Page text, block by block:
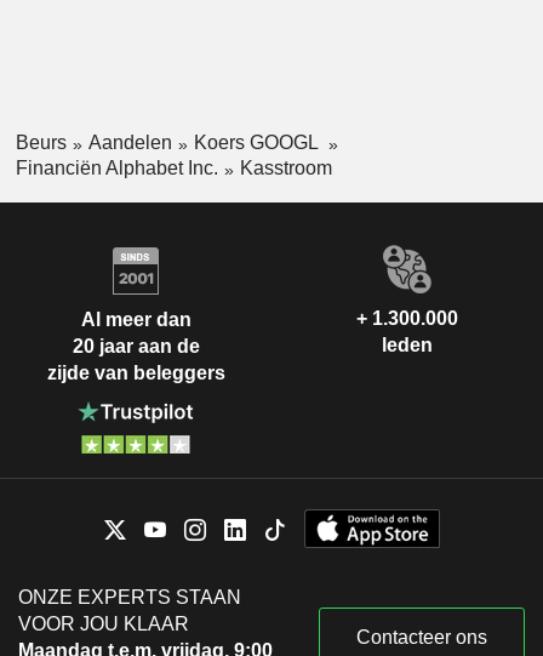
Beurs Aandelen
Koers GOOGL
Financiën Alphabet Inc.
Kasstroom
Al meer dan
20 jaar aan de
zijde van beleggers
+ 1.300.000
leden
ONZE EXPERTS STAAN
VOOR JOU KLAAR
Maandag t.e.m. vrijdag, 9:00
Contacteer ons